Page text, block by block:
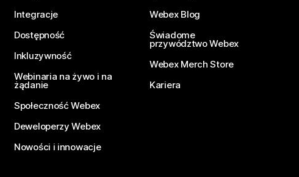
Integracje
Dostępność
Inkluzywność
Webinaria na żywo i na
żądanie
Społeczność Webex
Deweloperzy Webex
Nowości i innowacje
Webex Blog
Świadome
przywództwo Webex
Webex Merch Store
Kariera